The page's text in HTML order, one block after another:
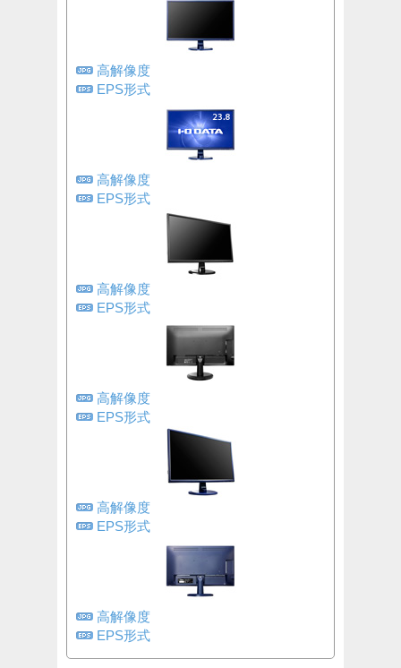
高解像度
EPS形式
高解像度
EPS形式
高解像度
EPS形式
高解像度
EPS形式
高解像度
EPS形式
高解像度
EPS形式